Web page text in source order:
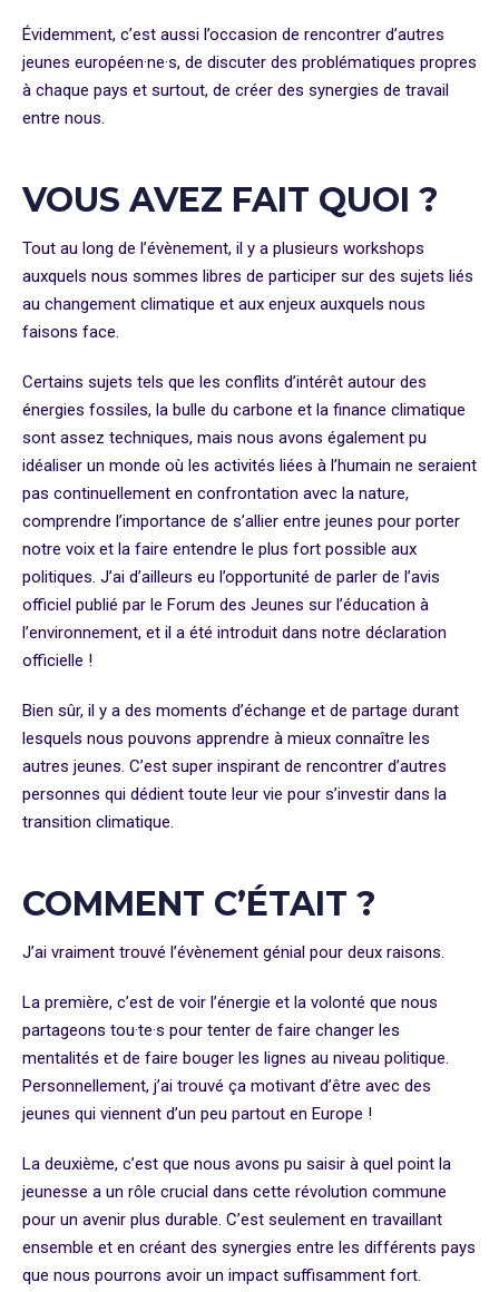
Évidemment, c’est aussi l’occasion de rencontrer d’autres
jeunes européen·ne·s, de discuter des problématiques propres
à chaque pays et surtout, de créer des synergies de travail
entre nous.
VOUS AVEZ FAIT QUOI ?
Tout au long de l’évènement, il y a plusieurs workshops
auxquels nous sommes libres de participer sur des sujets liés
au changement climatique et aux enjeux auxquels nous
faisons face.
Certains sujets tels que les conflits d’intérêt autour des
énergies fossiles, la bulle du carbone et la finance climatique
sont assez techniques, mais nous avons également pu
idéaliser un monde où les activités liées à l’humain ne seraient
pas continuellement en confrontation avec la nature,
comprendre l’importance de s’allier entre jeunes pour porter
notre voix et la faire entendre le plus fort possible aux
politiques. J’ai d’ailleurs eu l’opportunité de parler de l’avis
officiel publié par le Forum des Jeunes sur l’éducation à
l’environnement, et il a été introduit dans notre déclaration
officielle !
Bien sûr, il y a des moments d’échange et de partage durant
lesquels nous pouvons apprendre à mieux connaître les
autres jeunes. C’est super inspirant de rencontrer d’autres
personnes qui dédient toute leur vie pour s’investir dans la
transition climatique.
COMMENT C’ÉTAIT ?
J’ai vraiment trouvé l’évènement génial pour deux raisons.
La première, c’est de voir l’énergie et la volonté que nous
partageons tou·te·s pour tenter de faire changer les
mentalités et de faire bouger les lignes au niveau politique.
Personnellement, j’ai trouvé ça motivant d’être avec des
jeunes qui viennent d’un peu partout en Europe !
La deuxième, c’est que nous avons pu saisir à quel point la
jeunesse a un rôle crucial dans cette révolution commune
pour un avenir plus durable. C’est seulement en travaillant
ensemble et en créant des synergies entre les différents pays
que nous pourrons avoir un impact suffisamment fort.